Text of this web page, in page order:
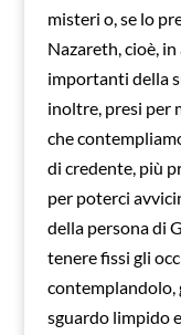
misteri o, se lo
Nazareth, cioè,
importanti della
inoltre, presi per
che
di credente, più
per poterci
della persona di
tenere fissi gli
contemplandolo,
sguardo limpido